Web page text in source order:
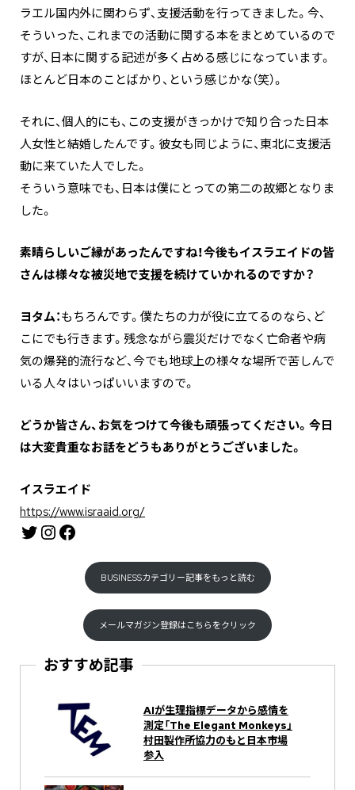
ラエル国内外に関わらず、支援活動を行ってきました。今、
そういった、これまでの活動に関する本をまとめているので
すが、日本に関する記述が多く占める感じになっています。
ほとんど日本のことばかり、という感じかな（笑）。
それに、個人的にも、この支援がきっかけで知り合った日本
人女性と結婚したんです。彼女も同じように、東北に支援活
動に来ていた人でした。
そういう意味でも、日本は僕にとっての第二の故郷となりま
した。
―――素晴らしいご縁があったんですね！今後もイスラエイドの皆
さんは様々な被災地で支援を続けていかれるのですか？
ヨタム：もちろんです。僕たちの力が役に立てるのなら、ど
こにでも行きます。残念ながら震災だけでなく亡命者や病
気の爆発的流行など、今でも地球上の様々な場所で苦しんで
いる人々はいっぱいいますので。
―――どうか皆さん、お気をつけて今後も頑張ってください。今日
は大変貴重なお話をどうもありがとうございました。
イスラエイド
https://www.israaid.org/
Twitter
Instagram
Facebook
BUSINESSカテゴリー記事をもっと読む
メールマガジン登録はこちらをクリック
おすすめ記事
AIが生理指標データから感情を
測定「The Elegant Monkeys」
村田製作所協力のもと日本市場
参入